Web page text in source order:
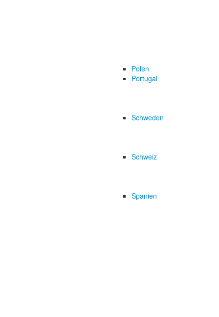
Polen
Portugal
Schweden
Schweiz
Spanien